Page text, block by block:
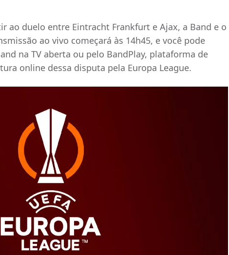
ao duelo entre Eintracht Frankfurt e Ajax, a Band e o
ao vivo começará às 14h45, e você pode
na TV aberta ou pelo BandPlay, plataforma de
online dessa disputa pela Europa League.